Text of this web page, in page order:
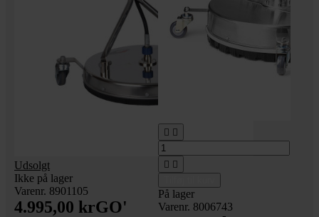
Udsolgt
Ikke på lager
Varenr. 8901105
4.995,00 krGO'
 
 
På lager
Varenr. 8006743